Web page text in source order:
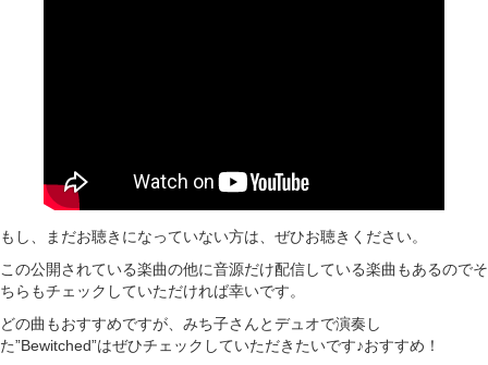
もし、まだお聴きになっていない方は、ぜひお聴きください。
この公開されている楽曲の他に音源だけ配信している楽曲もあるのでそ
ちらもチェックしていただければ幸いです。
どの曲もおすすめですが、みち子さんとデュオで演奏し
た”Bewitched”はぜひチェックしていただきたいです♪おすすめ！